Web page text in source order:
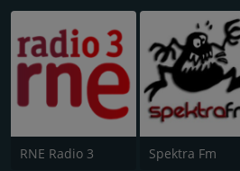
RNE Radio 3 Spektra Fm